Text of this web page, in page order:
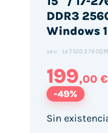
DDR3
Windows
SKU:
199,00 €
-49%
Sin